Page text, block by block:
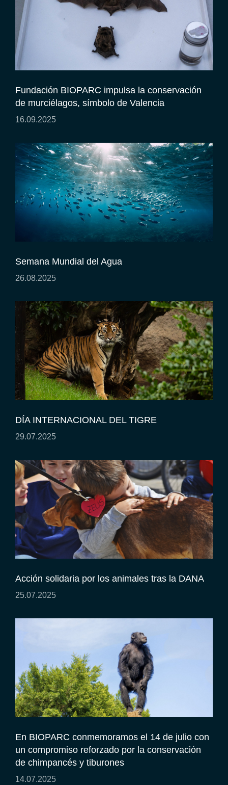
Fundación BIOPARC impulsa la conservación
de murciélagos, símbolo de Valencia
16.09.2025
Semana Mundial del Agua
26.08.2025
DÍA INTERNACIONAL DEL TIGRE
29.07.2025
Acción solidaria por los animales tras la DANA
25.07.2025
En BIOPARC conmemoramos el 14 de julio con
un compromiso reforzado por la conservación
de chimpancés y tiburones
14.07.2025